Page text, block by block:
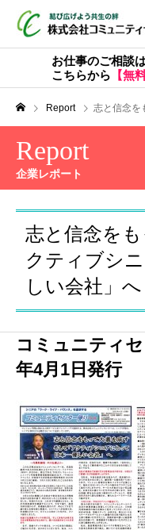
お仕事のご相談
こちらから 【無
Report 志と信念をもっ
Report
企業レポート
志と信念を
クティブシ
しい会社」へ
コミュニティ
年4月1日発行